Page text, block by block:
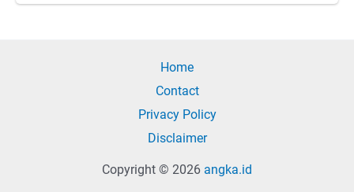
Home
Contact
Privacy Policy
Disclaimer
Copyright © 2026 angka.id